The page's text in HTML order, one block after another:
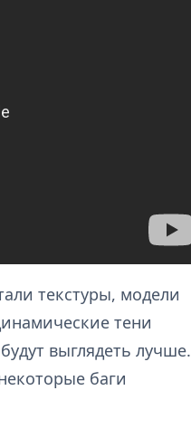
текстуры, модели
тени
выглядеть лучше.
баги